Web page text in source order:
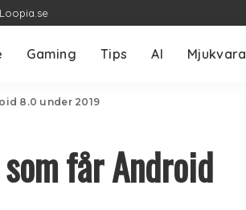
Gaming Tips AI Mjukvara
8.0 under 2019
får Android